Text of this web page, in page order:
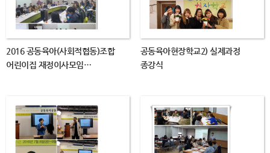
2016 공동육아(사회적협동)조합
어린이집 재정이사모임…
공동육아현장학교2) 실제과정
종강식